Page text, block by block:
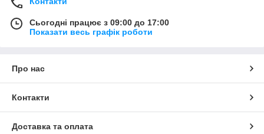
Сьогодні працює з 09:00 до 17:00
Показати весь графік роботи
Про нас
Контакти
Доставка та оплата